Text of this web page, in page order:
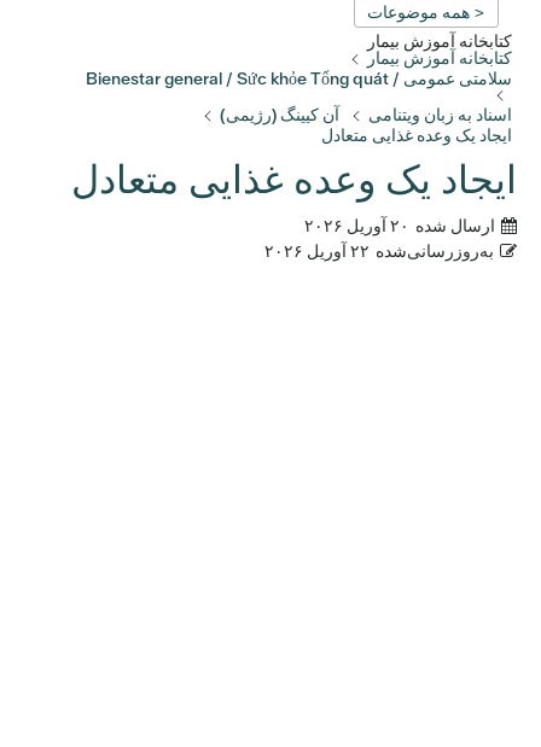
< همه موضوعات
کتابخانه آموزش بیمار
کتابخانه آموزش بیمار
سلامتی عمومی / Bienestar general / Sức khỏe Tổng quát
اسناد به زبان ویتنامی
آن کیینگ (رژیمی)
ایجاد یک وعده غذایی متعادل
ایجاد یک وعده غذایی متعادل
ارسال شده ۲۰ آوریل ۲۰۲۶
به‌روزرسانی‌شده ۲۲ آوریل ۲۰۲۶